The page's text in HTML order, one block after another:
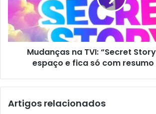
Mudanças na TVI: “Secret
espaço e fica só com
Artigos relacionados